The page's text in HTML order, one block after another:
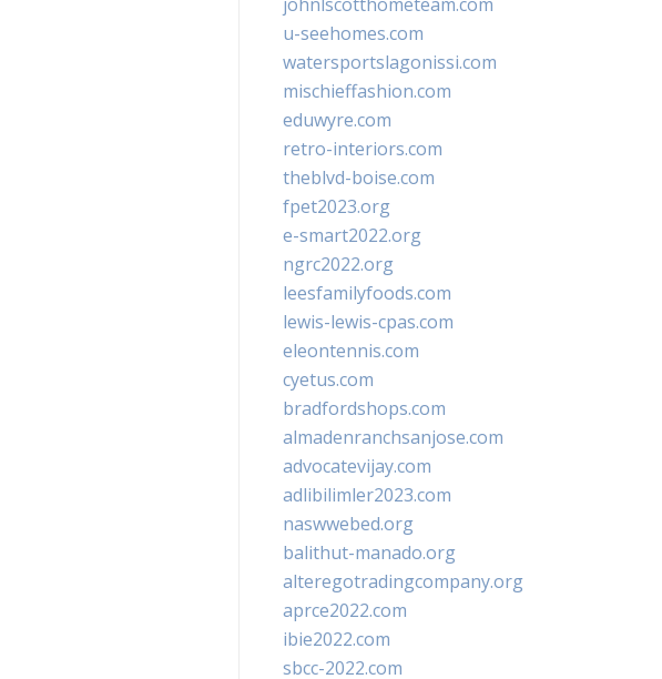
u-seehomes.com
watersportslagonissi.com
mischieffashion.com
eduwyre.com
retro-interiors.com
theblvd-boise.com
fpet2023.org
e-smart2022.org
ngrc2022.org
leesfamilyfoods.com
lewis-lewis-cpas.com
eleontennis.com
cyetus.com
bradfordshops.com
almadenranchsanjose.com
advocatevijay.com
adlibilimler2023.com
naswwebed.org
balithut-manado.org
alteregotradingcompany.org
aprce2022.com
ibie2022.com
sbcc-2022.com